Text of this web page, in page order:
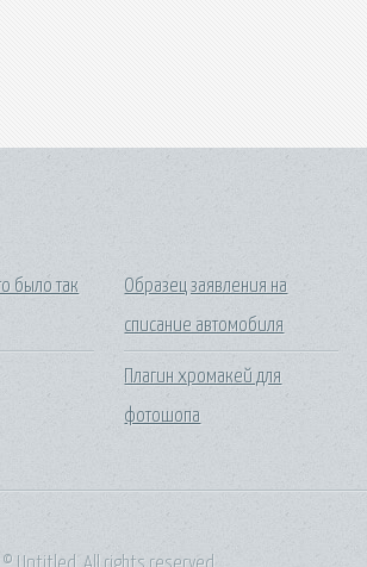
было так
Образец заявления на
списание автомобиля
Плагин хромакей для
фотошопа